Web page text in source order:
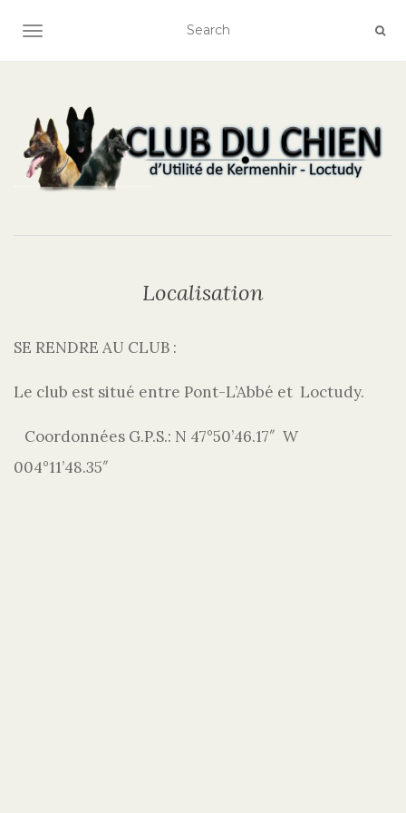
AFFICHER/MASQUER LA NAVIGATION
Localisation
SE RENDRE AU CLUB :
Le club est situé entre Pont-L’Abbé et Loctudy.
Coordonnées G.P.S.: N 47°50’46.17″ W
004°11’48.35″